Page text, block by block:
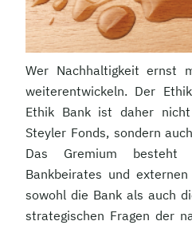
Wer Nachhaltigkeit ernst
weiterentwickeln. Der
Ethik Bank ist daher
Steyler Fonds, sondern
Das Gremium besteht
Bankbeirates und
sowohl die Bank als auch
strategischen Fragen der